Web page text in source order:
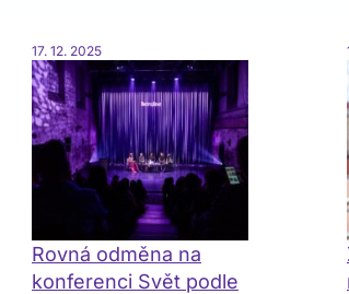
17. 12. 2025
Rovná odměna na
konferenci Svět podle